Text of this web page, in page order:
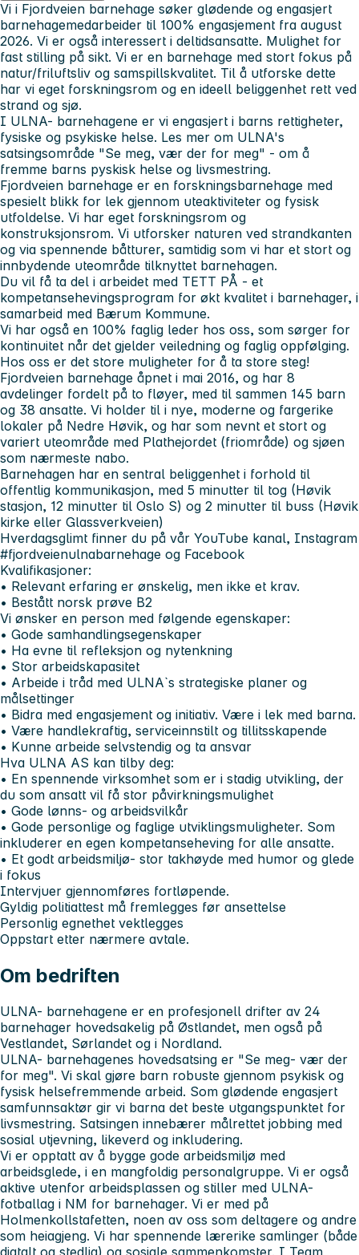
Vi i Fjordveien barnehage søker glødende og engasjert
barnehagemedarbeider til 100% engasjement fra august
2026. Vi er også interessert i deltidsansatte. Mulighet for
fast stilling på sikt. Vi er en barnehage med stort fokus på
natur/friluftsliv og samspillskvalitet. Til å utforske dette
har vi eget forskningsrom og en ideell beliggenhet rett ved
strand og sjø.
I ULNA- barnehagene er vi engasjert i barns rettigheter,
fysiske og psykiske helse. Les mer om ULNA's
satsingsområde "Se meg, vær der for meg" - om å
fremme barns pyskisk helse og livsmestring.
Fjordveien barnehage er en forskningsbarnehage med
spesielt blikk for lek gjennom uteaktiviteter og fysisk
utfoldelse. Vi har eget forskningsrom og
konstruksjonsrom. Vi utforsker naturen ved strandkanten
og via spennende båtturer, samtidig som vi har et stort og
innbydende uteområde tilknyttet barnehagen.
Du vil få ta del i arbeidet med TETT PÅ - et
kompetansehevingsprogram for økt kvalitet i barnehager, i
samarbeid med Bærum Kommune.
Vi har også en 100% faglig leder hos oss, som sørger for
kontinuitet når det gjelder veiledning og faglig oppfølging.
Hos oss er det store muligheter for å ta store steg!
Fjordveien barnehage åpnet i mai 2016, og har 8
avdelinger fordelt på to fløyer, med til sammen 145 barn
og 38 ansatte. Vi holder til i nye, moderne og fargerike
lokaler på Nedre Høvik, og har som nevnt et stort og
variert uteområde med Plathejordet (friområde) og sjøen
som nærmeste nabo.
Barnehagen har en sentral beliggenhet i forhold til
offentlig kommunikasjon, med 5 minutter til tog (Høvik
stasjon, 12 minutter til Oslo S) og 2 minutter til buss (Høvik
kirke eller Glassverkveien)
Hverdagsglimt finner du på vår YouTube kanal, Instagram
#fjordveienulnabarnehage og Facebook
Kvalifikasjoner:
• Relevant erfaring er ønskelig, men ikke et krav.
• Bestått norsk prøve B2
Vi ønsker en person med følgende egenskaper:
• Gode samhandlingsegenskaper
• Ha evne til refleksjon og nytenkning
• Stor arbeidskapasitet
• Arbeide i tråd med ULNA`s strategiske planer og
målsettinger
• Bidra med engasjement og initiativ. Være i lek med barna.
• Være handlekraftig, serviceinnstilt og tillitsskapende
• Kunne arbeide selvstendig og ta ansvar
Hva ULNA AS kan tilby deg:
• En spennende virksomhet som er i stadig utvikling, der
du som ansatt vil få stor påvirkningsmulighet
• Gode lønns- og arbeidsvilkår
• Gode personlige og faglige utviklingsmuligheter. Som
inkluderer en egen kompetanseheving for alle ansatte.
• Et godt arbeidsmiljø- stor takhøyde med humor og glede
i fokus
Intervjuer gjennomføres fortløpende.
Gyldig politiattest må fremlegges før ansettelse
Personlig egnethet vektlegges
Oppstart etter nærmere avtale.
Om bedriften
ULNA- barnehagene er en profesjonell drifter av 24
barnehager hovedsakelig på Østlandet, men også på
Vestlandet, Sørlandet og i Nordland.
ULNA- barnehagenes hovedsatsing er "Se meg- vær der
for meg". Vi skal gjøre barn robuste gjennom psykisk og
fysisk helsefremmende arbeid. Som glødende engasjert
samfunnsaktør gir vi barna det beste utgangspunktet for
livsmestring. Satsingen innebærer målrettet jobbing med
sosial utjevning, likeverd og inkludering.
Vi er opptatt av å bygge gode arbeidsmiljø med
arbeidsglede, i en mangfoldig personalgruppe. Vi er også
aktive utenfor arbeidsplassen og stiller med ULNA-
fotballag i NM for barnehager. Vi er med på
Holmenkollstafetten, noen av oss som deltagere og andre
som heiagjeng. Vi har spennende lærerike samlinger (både